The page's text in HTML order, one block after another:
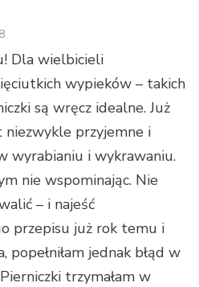
Dla wielbicieli
wypieków – takich
są wręcz idealne. Już
przyjemne i
wyrabianiu i wykrawaniu.
nie wspominając. Nie
– i najeść
przepisu już rok temu i
popełniłam jednak błąd w
trzymałam w